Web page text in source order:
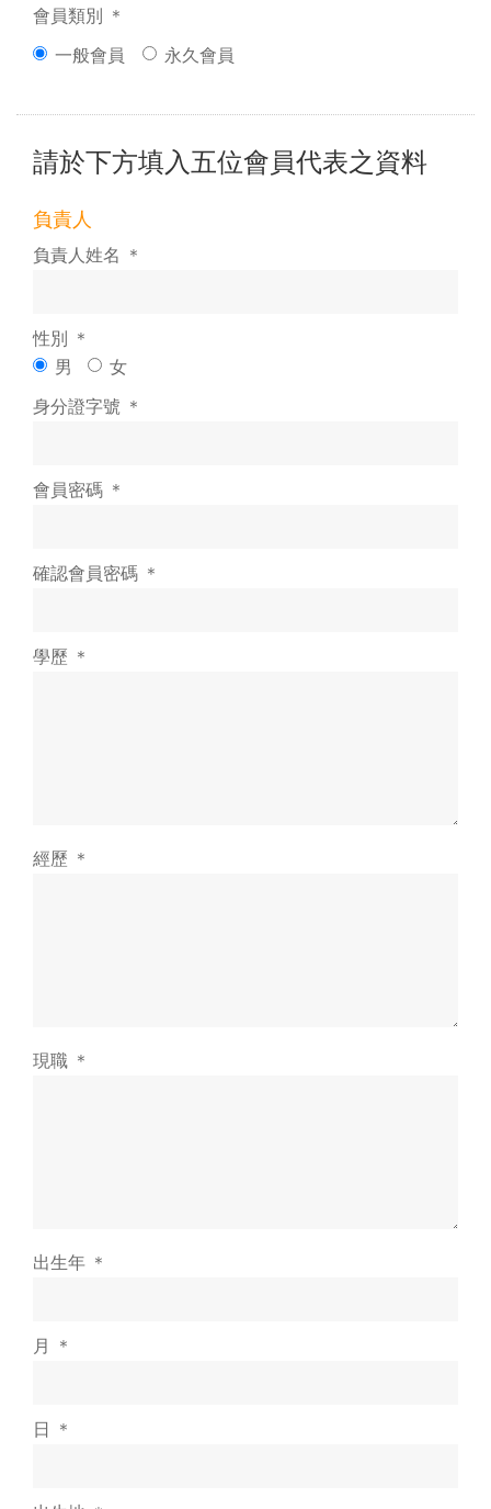
會員類別 ＊
一般會員 永久會員
請於下方填入五位會員代表之資料
負責人
負責人姓名 ＊
性別 ＊
男
女
身分證字號 ＊
會員密碼 ＊
確認會員密碼 ＊
學歷 ＊
經歷 ＊
現職 ＊
出生年 ＊
月 ＊
日 ＊